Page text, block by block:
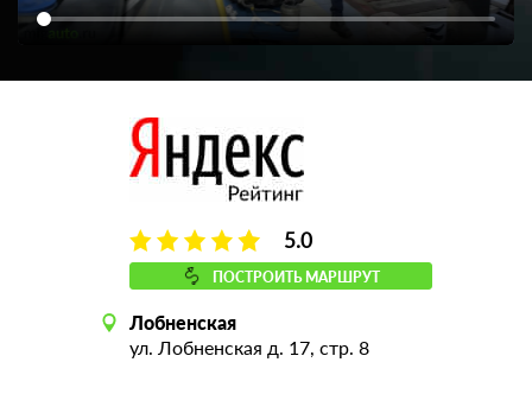
5.0
ПОСТРОИТЬ МАРШРУТ
Лобненская
ул. Лобненская д. 17, стр. 8